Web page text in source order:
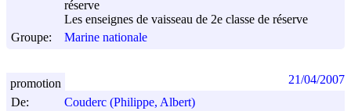
réserve
Les enseignes de vaisseau de 2e classe de réserve
Groupe:
Marine nationale
De:
Couderc (Philippe, Albert)
promotion 21/04/2007